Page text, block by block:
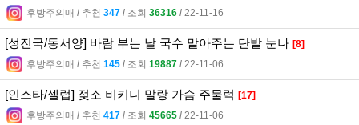
후방주의매 l 추천 347 l 조회 36316 l 22-11-16
[성진국/동서양] 바람 부는 날 국수 말아주는 단발 눈나 [8]
후방주의매 l 추천 145 l 조회 19887 l 22-11-06
[인스타/셀럽] 젖소 비키니 말랑 가슴 주물럭 [17]
후방주의매 l 추천 417 l 조회 45665 l 22-11-06